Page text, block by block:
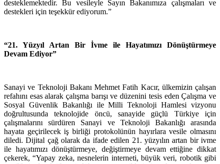
desteklemektedir. Bu vesileyle Sayın Bakanımıza çalışmaları ve
destekleri için teşekkür ediyorum.”
“21. Yüzyıl Artan Bir İvme ile Hayatımızı Dönüştürmeye
Devam Ediyor”
Sanayi ve Teknoloji Bakanı Mehmet Fatih Kacır, ülkemizin çalışan
refahını esas alarak çalışma barışı ve düzenini tesis eden Çalışma ve
Sosyal Güvenlik Bakanlığı ile Milli Teknoloji Hamlesi vizyonu
doğrultusunda teknolojide öncü, sanayide güçlü Türkiye için
çalışmalarını sürdüren Sanayi ve Teknoloji Bakanlığı arasında
hayata geçirilecek iş birliği protokolünün hayırlara vesile olmasını
diledi. Dijital çağ olarak da ifade edilen 21. yüzyılın artan bir ivme
ile hayatımızı dönüştürmeye, değiştirmeye devam ettiğine dikkat
çekerek, “Yapay zeka, nesnelerin interneti, büyük veri, robotik gibi